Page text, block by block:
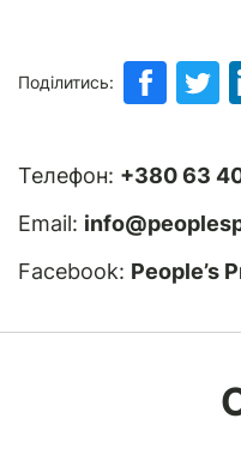
Поділитись:
Телефон: +380 63
Email:
Facebook: People’s